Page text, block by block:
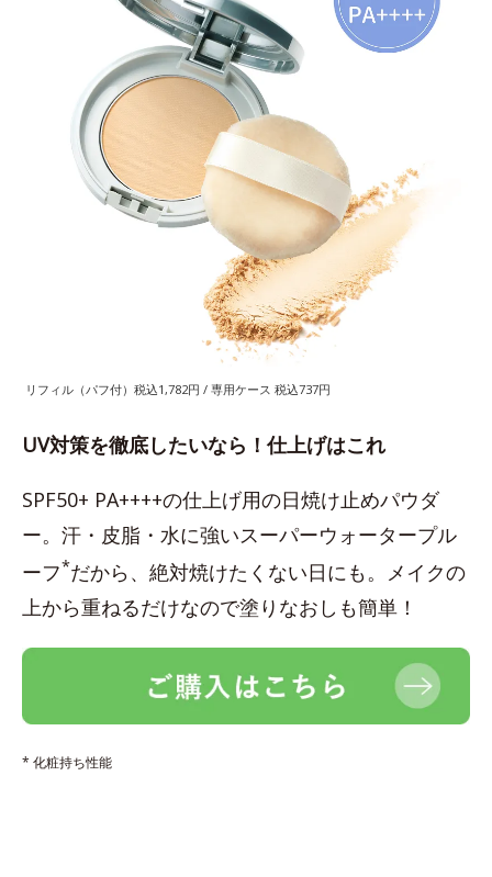
リフィル（パフ付）税込1,782円 / 専用ケース 税込737円
UV対策を徹底したいなら！仕上げはこれ
SPF50+ PA++++の仕上げ用の日焼け止めパウダ
ー。汗・皮脂・水に強いスーパーウォータープル
ーフ*だから、絶対焼けたくない日にも。メイクの
上から重ねるだけなので塗りなおしも簡単！
* 化粧持ち性能